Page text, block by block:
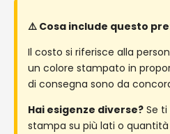
⚠️ Cosa include questo
Il costo si riferisce alla
un colore stampato in
di consegna sono da
Hai esigenze diverse? Se
stampa su più lati o